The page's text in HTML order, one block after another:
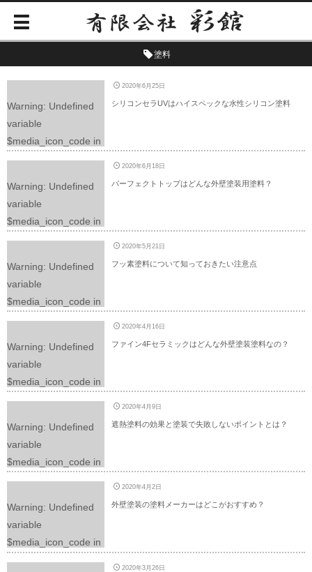
塗料
Warning: Undefined
variable
$media_icon_code in
/home/yuimaruweb/ir
p.com/public_html/wp
-content/themes/dp-
graphie/mobile/archiv
2020年6月25日
シリコンセラUVはハイスペックな水性シリコン塗料
Warning: Undefined
variable
$media_icon_code in
/home/yuimaruweb/ir
p.com/public_html/wp
-content/themes/dp-
graphie/mobile/archiv
2020年6月18日
パーフェクトトップはどんな外壁塗装用塗料？
Warning: Undefined
variable
$media_icon_code in
/home/yuimaruweb/ir
p.com/public_html/wp
-content/themes/dp-
graphie/mobile/archiv
2020年5月21日
フッ素塗料について知っておきたい注意点
Warning: Undefined
variable
$media_icon_code in
/home/yuimaruweb/ir
p.com/public_html/wp
-content/themes/dp-
graphie/mobile/archiv
2020年4月16日
ファイン4Fセラミックはどんな外壁塗装塗料なの？
Warning: Undefined
variable
$media_icon_code in
/home/yuimaruweb/ir
p.com/public_html/wp
-content/themes/dp-
graphie/mobile/archiv
2020年4月9日
遮熱塗料の効果と塗装で失敗しないポイントとは？
Warning: Undefined
variable
$media_icon_code in
/home/yuimaruweb/ir
2020年4月2日
外壁塗装の塗料メーカーはどこがおすすめ？
2020年3月26日